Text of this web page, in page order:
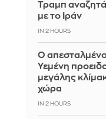
Τραμπ
με το Ιράν
IN 2 HOURS
Ο
Υεμένη
μεγάλης
χώρα
IN 2 HOURS